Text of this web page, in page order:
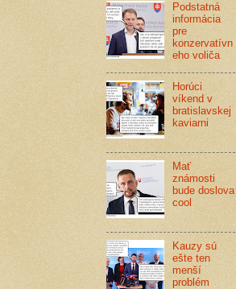
Podstatná
informácia
pre
konzervatívn
eho voliča
Horúci
víkend v
bratislavskej
kaviarni
Mať
známosti
bude doslova
cool
Kauzy sú
ešte ten
menší
problém